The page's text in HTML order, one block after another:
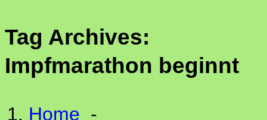
Tag Archives:
Impfmarathon beginnt
Home -